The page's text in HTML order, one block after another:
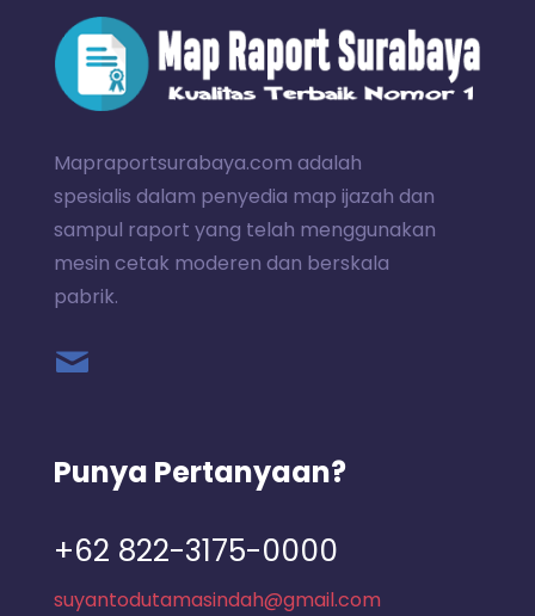
Mapraportsurabaya.com adalah
spesialis dalam penyedia map ijazah dan
sampul raport yang telah menggunakan
mesin cetak moderen dan berskala
pabrik.
Punya Pertanyaan?
+62 822-3175-0000
suyantodutamasindah@gmail.com